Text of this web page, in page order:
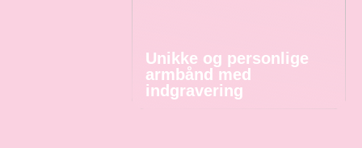
Unikke og personlige
armbånd med
indgravering